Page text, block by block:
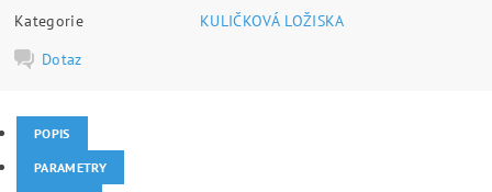
Kategorie
KULIČKOVÁ LOŽISKA
Dotaz
POPIS
PARAMETRY